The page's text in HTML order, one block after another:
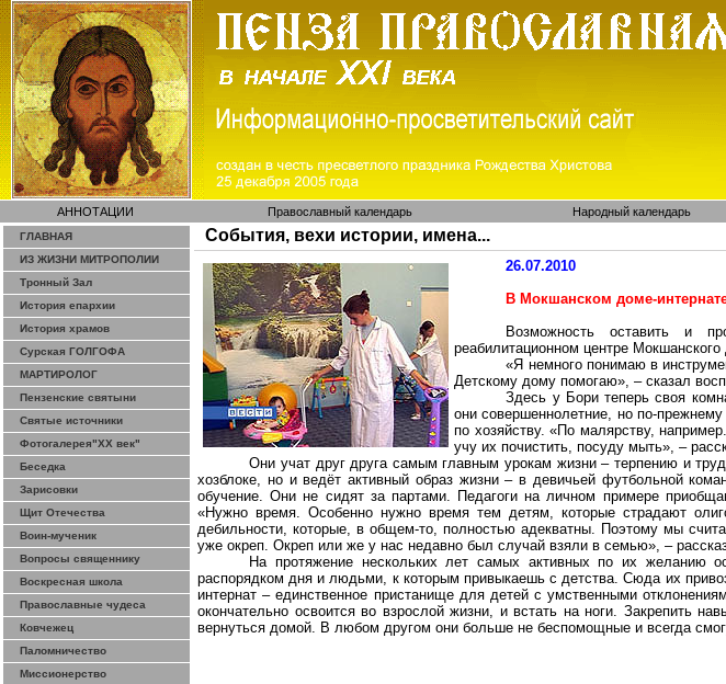
АННОТАЦИИ Православный календарь Народный календарь
ГЛАВНАЯ
ИЗ ЖИЗНИ МИТРОПОЛИИ
Тронный Зал
История епархии
История храмов
Сурская ГОЛГОФА
МАРТИРОЛОГ
Пензенские святыни
Святые источники
Фотогалерея"ХХ век"
Беседка
Зарисовки
Щит Отечества
Воин-мученик
Вопросы священнику
Воскресная школа
Православные чудеса
Ковчежец
Паломничество
Миссионерство
События, вехи истории, имена...
26.07.2010
В Мокшанском доме-
Возможность оставить и
реабилитационном центре Мокшанского
«Я немного понимаю в
Детскому дому помогаю», – сказал
Здесь у Бори теперь своя
они совершеннолетние, но по-
по хозяйству. «По малярству,
учу их почистить, посуду мыть», –
Они учат друг друга самым главным урокам жизни – терпению и
хозблоке, но и ведёт активный образ жизни – в девичьей футбольной
обучение. Они не сидят за партами. Педагоги на личном примере
«Нужно время. Особенно нужно время тем детям, которые страдают
дебильности, которые, в общем-то, полностью адекватны. Поэтому мы
уже окреп. Окреп или же у нас недавно был случай взяли в семью», –
На протяжение нескольких лет самых активных по их желанию
распорядком дня и людьми, к которым привыкаешь с детства. Сюда их
интернат – единственное пристанище для детей с умственными
окончательно освоится во взрослой жизни, и встать на ноги. Закрепить
вернуться домой. В любом другом они больше не беспомощные и всегда